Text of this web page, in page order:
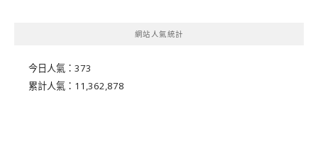
網站人氣統計
今日人氣： 373
累計人氣： 11,362,878